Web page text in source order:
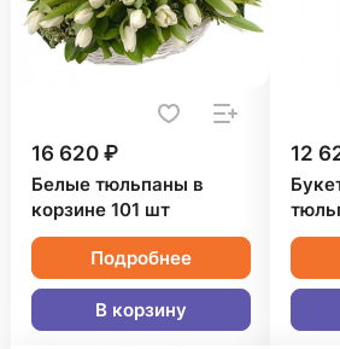
16 620 ₽
Белые тюльпаны в
корзине 101 шт
Подробнее
В корзину
12